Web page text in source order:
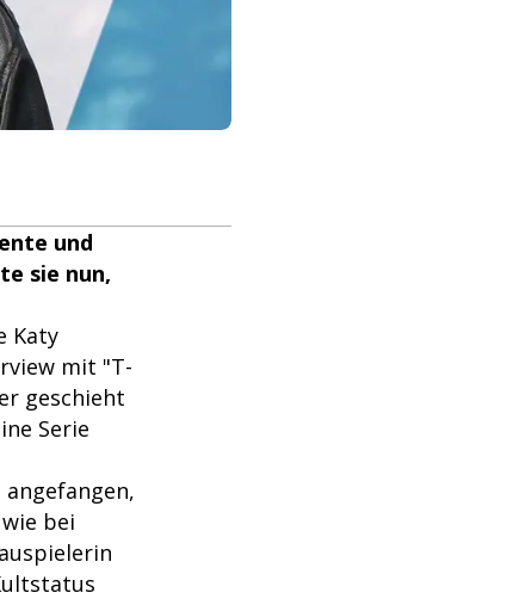
und
sie nun,
Katy
mit "T-
geschieht
Serie
bei